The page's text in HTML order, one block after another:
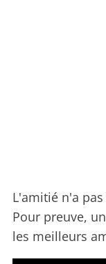
L'amitié n'a
Pour preuve,
les meilleurs